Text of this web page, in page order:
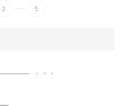
2 ... 5